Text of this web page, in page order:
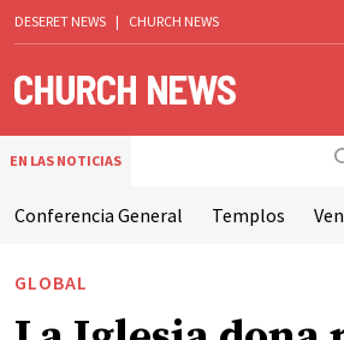
DESERET NEWS | CHURCH NEWS
EN LAS NOTICIAS
Conferencia General Templos
GLOBAL